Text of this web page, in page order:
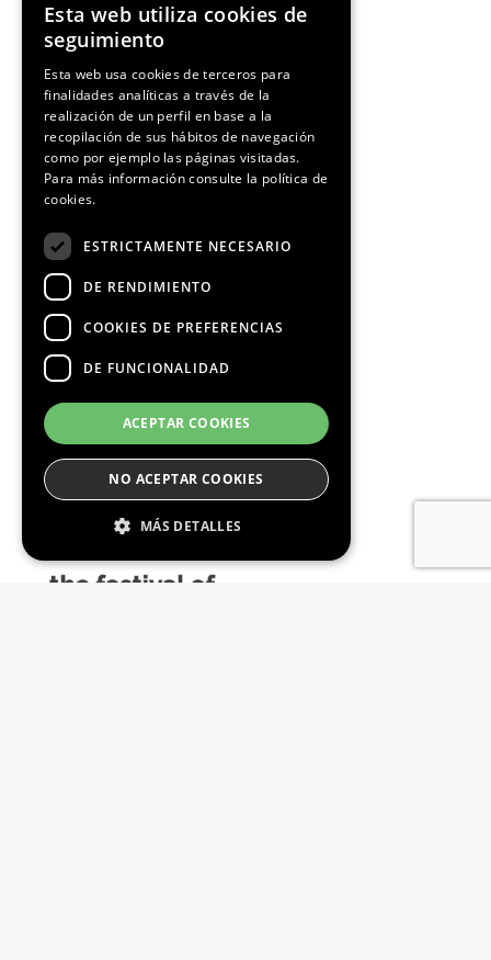
Media Partners
ENGLISH
Esta web utiliza cookies de
seguimiento
Esta web usa cookies de terceros para
finalidades analíticas a través de la
realización de un perfil en base a la
recopilación de sus hábitos de navegación
como por ejemplo las páginas visitadas.
Para más información consulte la política de
cookies.
ESTRICTAMENTE NECESARIO
DE RENDIMIENTO
COOKIES DE PREFERENCIAS
DE FUNCIONALIDAD
ACEPTAR COOKIES
NO ACEPTAR COOKIES
MÁS DETALLES